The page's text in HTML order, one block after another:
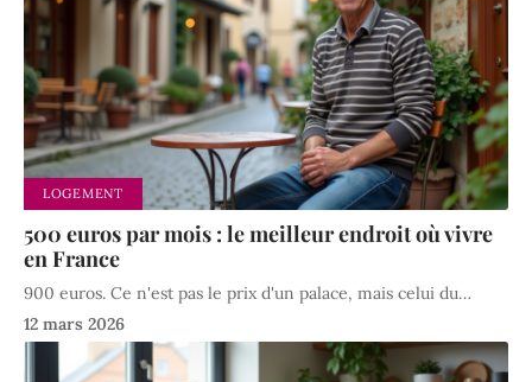
LOGEMENT
500 euros par mois : le meilleur endroit où vivre
en France
900 euros. Ce n'est pas le prix d'un palace, mais celui du…
12 mars 2026